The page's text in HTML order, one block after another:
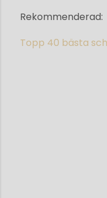
Rekommenderad:
Topp 40 bästa